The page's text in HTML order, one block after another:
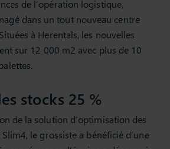
de l’opération logistique,
dans un tout nouveau centre
à Herentals, les nouvelles
sur 12 000 m2 avec plus de 10
stocks 25 %
de la solution d’optimisation des
le grossiste a bénéficié d’une